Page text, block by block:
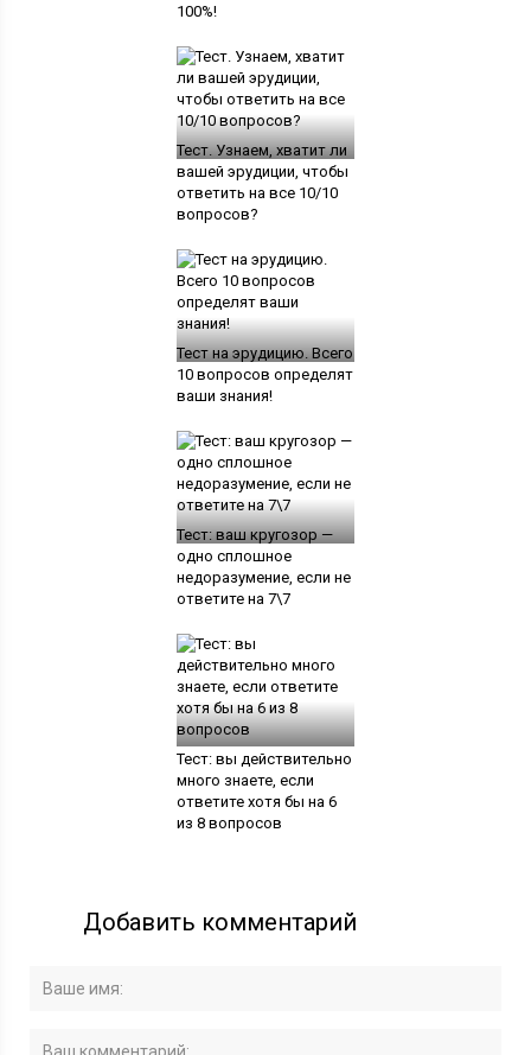
100%!
Тест. Узнаем, хватит ли
вашей эрудиции, чтобы
ответить на все 10/10
вопросов?
Тест на эрудицию. Всего
10 вопросов определят
ваши знания!
Тест: ваш кругозор —
одно сплошное
недоразумение, если не
ответите на 7\7
Тест: вы действительно
много знаете, если
ответите хотя бы на 6
из 8 вопросов
Добавить комментарий